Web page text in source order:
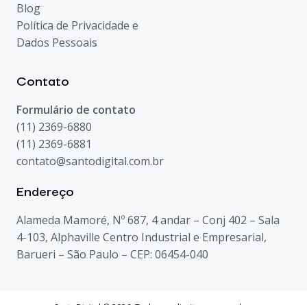
Blog
Política de Privacidade e
Dados Pessoais
Contato
Formulário de contato
(11) 2369-6880
(11) 2369-6881
contato@santodigital.com.br
Endereço
Alameda Mamoré, Nº 687, 4 andar – Conj 402 – Sala
4-103, Alphaville Centro Industrial e Empresarial,
Barueri – São Paulo – CEP: 06454-040